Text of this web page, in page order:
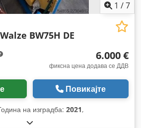
1 /7
BW75H DE
6.000 €
фиксна цена додава се ДДВ
Повикајте
на изградба: 2021,